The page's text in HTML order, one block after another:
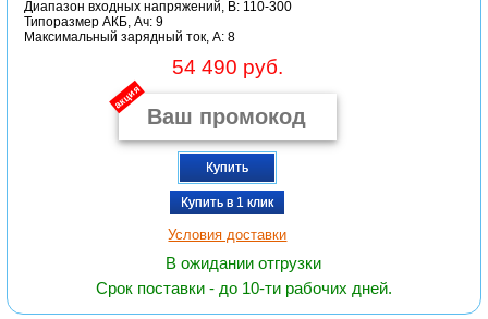
Диапазон входных напряжений, В: 110-300
Типоразмер АКБ, Ач: 9
Максимальный зарядный ток, А: 8
54 490 руб.
акция
Купить
Купить в 1 клик
Условия доставки
В ожидании отгрузки
Срок поставки - до 10-ти рабочих дней.